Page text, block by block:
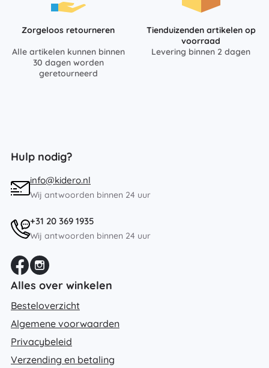
Zorgeloos retourneren
Alle artikelen kunnen binnen
30 dagen worden
geretourneerd
Tienduizenden artikelen op
voorraad
Levering binnen 2 dagen
Hulp nodig?
info@kidero.nl
Wij antwoorden binnen 24 uur
+31 20 369 1935
Wij antwoorden binnen 24 uur
Alles over winkelen
Besteloverzicht
Algemene voorwaarden
Privacybeleid
Verzending en betaling